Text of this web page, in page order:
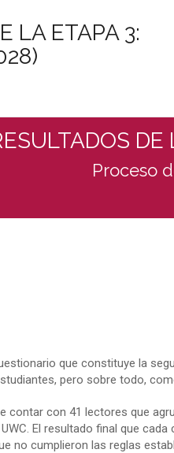
LA ETAPA 3:
Proceso
que constituye la
pero sobre todo,
con 41 lectores que
El resultado final que
no cumplieron las reglas